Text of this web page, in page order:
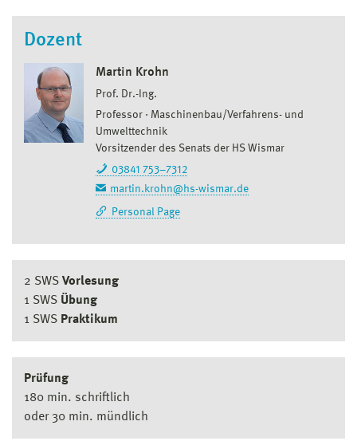
Dozent
Martin Krohn
Prof. Dr.-Ing.
Professor
Maschinenbau/Verfahrens- und
Umwelttechnik
Vorsitzender des Senats der HS Wismar
03841 753–7312
martin.krohn@hs-wismar.de
Personal Page
2 SWS Vorlesung
1 SWS Übung
1 SWS Praktikum
Prüfung
180 min. schriftlich
oder 30 min. mündlich